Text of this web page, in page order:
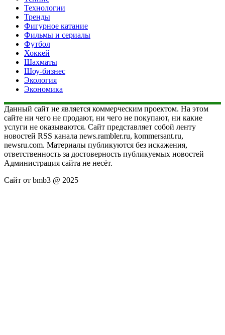
Технологии
Тренды
Фигурное катание
Фильмы и сериалы
Футбол
Хоккей
Шахматы
Шоу-бизнес
Экология
Экономика
Данный сайт не является коммерческим проектом. На этом
сайте ни чего не продают, ни чего не покупают, ни какие
услуги не оказываются. Сайт представляет собой ленту
новостей RSS канала news.rambler.ru, kommersant.ru,
newsru.com. Материалы публикуются без искажения,
ответственность за достоверность публикуемых новостей
Администрация сайта не несёт.
Сайт от bmb3 @ 2025